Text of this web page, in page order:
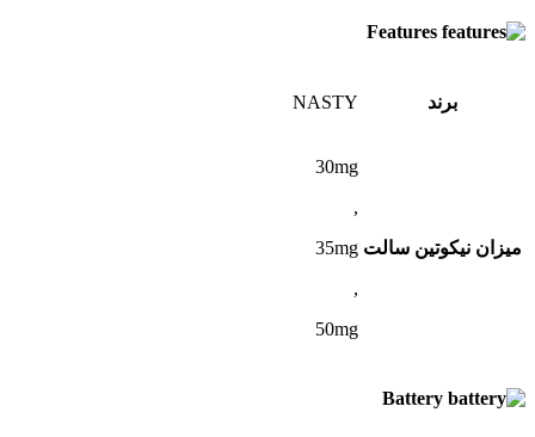
Features
برند NASTY
میزان نیکوتین سالت
30mg
,
35mg
,
50mg
Battery